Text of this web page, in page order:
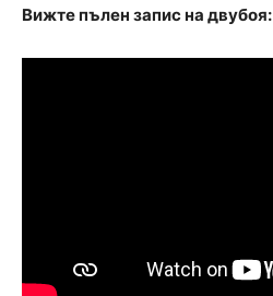
Вижте пълен запис на двубоя: